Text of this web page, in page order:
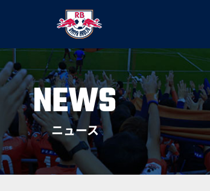
NEWS
ニュース